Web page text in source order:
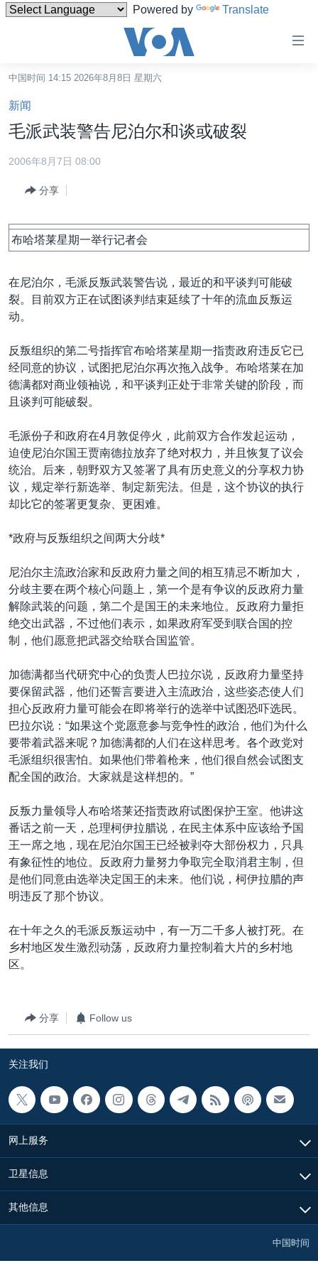
Powered by Translate
碍
链
接
转
跳
导
航
跳
检
索
港澳
最新国际新闻
中东
欧洲
非洲
美洲
全球议题
分类新闻
人权·法律·宗教
科教·文娱·体健
军事
劳工
环境
热点专题
白宫要闻
国会报道
美中关系
美国建国250周年
美国之音专访
重要讲话与声明
台海两岸关系
关注新疆
GEN Z 看美国
VOA视频
VOA今日焦点
中文广播
其他语言网站
中国时间 14:15 2026年8月8日 星期六
新闻
毛派武装警告尼泊尔和谈或破裂
2006年8月7日 08:00
分享
布哈塔莱星期一举行记者会
在尼泊尔，毛派反叛武装警告说，最近的和平谈判可能破
裂。目前双方正在试图谈判结束延续了十年的流血反叛运
动。
反叛组织的第二号指挥官布哈塔莱星期一指责政府违反它已
经同意的协议，试图把尼泊尔再次拖入战争。布哈塔莱在加
德满都对商业领袖说，和平谈判正处于非常关键的阶段，而
且谈判可能破裂。
毛派份子和政府在4月敦促停火，此前双方合作发起运动，
迫使尼泊尔国王贾南德拉放弃了绝对权力，并且恢复了议会
统治。后来，朝野双方又签署了具有历史意义的分享权力协
议，规定举行新选举、制定新宪法。但是，这个协议的执行
却比它的签署更复杂、更困难。
*政府与反叛组织之间两大分歧*
尼泊尔主流政治家和反政府力量之间的相互猜忌不断加大，
分歧主要在两个核心问题上，第一个是有争议的反政府力量
解除武装的问题，第二个是国王的未来地位。反政府力量拒
绝交出武器，不过他们表示，如果政府军受到联合国的控
制，他们愿意把武器交给联合国监管。
加德满都当代研究中心的负责人巴拉尔说，反政府力量坚持
要保留武器，他们还誓言要进入主流政治，这些姿态使人们
担心反政府力量可能会在即将举行的选举中试图恐吓选民。
巴拉尔说：“如果这个党愿意参与竞争性的政治，他们为什么
要带着武器来呢？加德满都的人们在这样思考。各个政党对
毛派组织很害怕。如果他们带着枪来，他们很自然会试图支
配全国的政治。大家就是这样想的。”
反叛力量领导人布哈塔莱还指责政府试图保护王室。他讲这
番话之前一天，总理柯伊拉腊说，在民主体系中应该给予国
王一席之地，现在尼泊尔国王已经被剥夺大部份权力，只具
有象征性的地位。反政府力量努力争取完全取消君主制，但
是他们同意由选举决定国王的未来。他们说，柯伊拉腊的声
明违反了那个协议。
在十年之久的毛派反叛运动中，有一万二千多人被打死。在
乡村地区发生激烈动荡，反政府力量控制着大片的乡村地
区。
分享 Follow us
关注我们
网上服务
卫星信息
其他信息
中国时间